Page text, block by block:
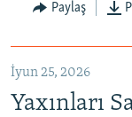
Paylaş
İyun 25, 2026
Yaxınları